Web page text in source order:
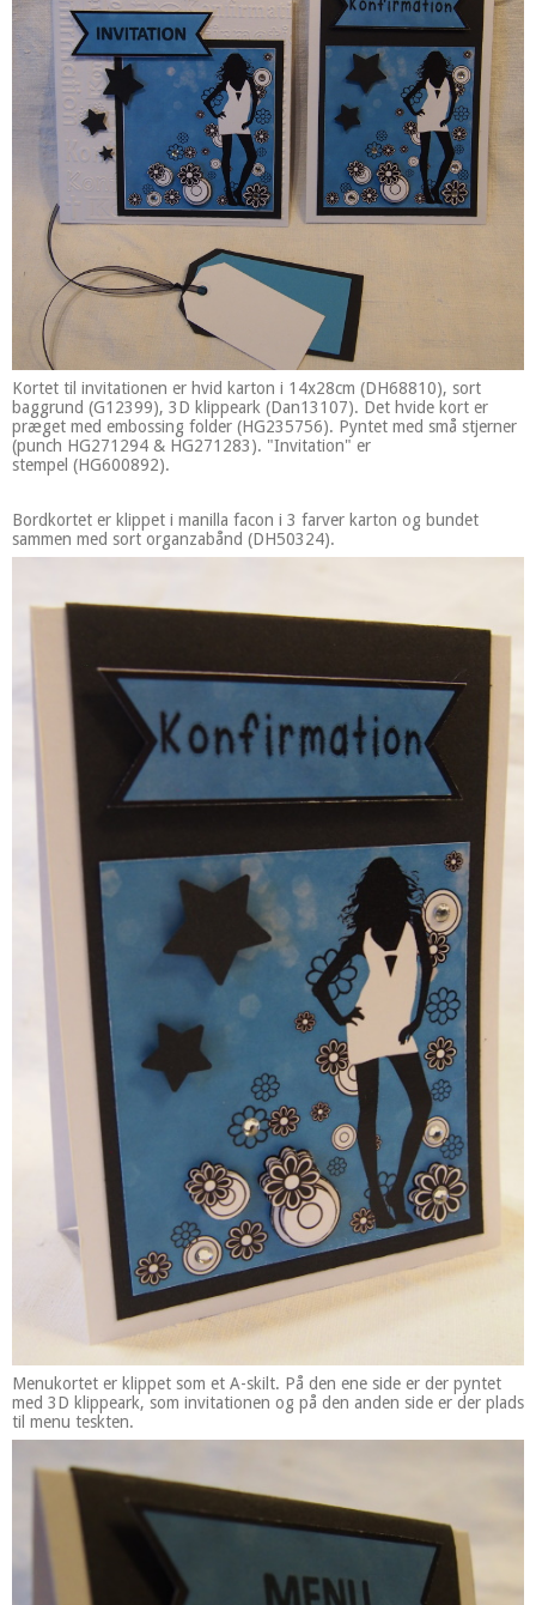
Kortet til invitationen er hvid karton i 14x28cm (DH68810), sort
baggrund (G12399), 3D klippeark (Dan13107). Det hvide kort er
præget med embossing folder (HG235756). Pyntet med små stjerner
(punch HG271294 & HG271283). "Invitation" er
stempel (HG600892).
Bordkortet er klippet i manilla facon i 3 farver karton og bundet
sammen med sort organzabånd (DH50324).
Menukortet er klippet som et A-skilt. På den ene side er der pyntet
med 3D klippeark, som invitationen og på den anden side er der plads
til menu teskten.